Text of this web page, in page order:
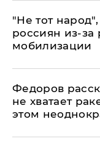
​"Не тот
россиян из-за
мобилизации
Федоров
не хватает
этом